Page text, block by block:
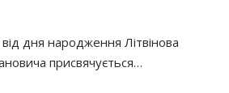
дня народження Літвінова
присвячується…